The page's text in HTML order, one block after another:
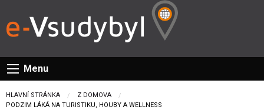
Menu
HLAVNÍ STRÁNKA
Z DOMOVA
CURRENT:
PODZIM LÁKÁ NA TURISTIKU, HOUBY A WELLNESS